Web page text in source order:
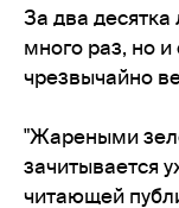
За два
много раз, но и
чрезвычайно
"Жареными
зачитывается
читающей